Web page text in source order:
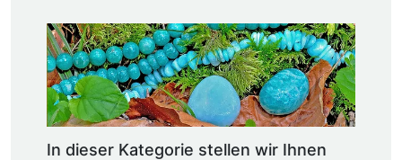
In dieser Kategorie stellen wir Ihnen